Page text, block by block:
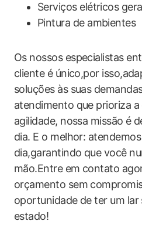
Serviços elétricos
Pintura de ambientes
Os nossos especialistas
cliente é único,por
soluções às suas
atendimento que prioriza a
agilidade, nossa missão ‌é
dia. E o melhor:
dia,garantindo que você
mão.Entre em contato
orçamento sem
oportunidade de ter um
estado!